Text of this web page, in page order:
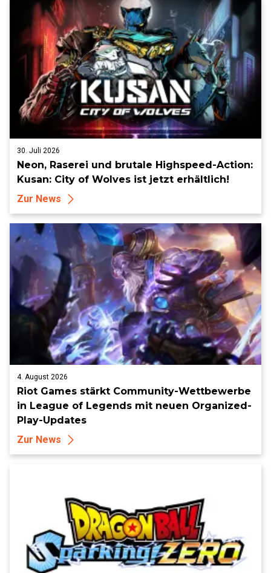
30. Juli 2026
Neon, Raserei und brutale Highspeed-Action:
Kusan: City of Wolves ist jetzt erhältlich!
Zur News
4. August 2026
Riot Games stärkt Community-Wettbewerbe
in League of Legends mit neuen Organized-
Play-Updates
Zur News